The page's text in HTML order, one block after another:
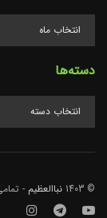
دسته‌ها
© 1403 نباالعظیم -